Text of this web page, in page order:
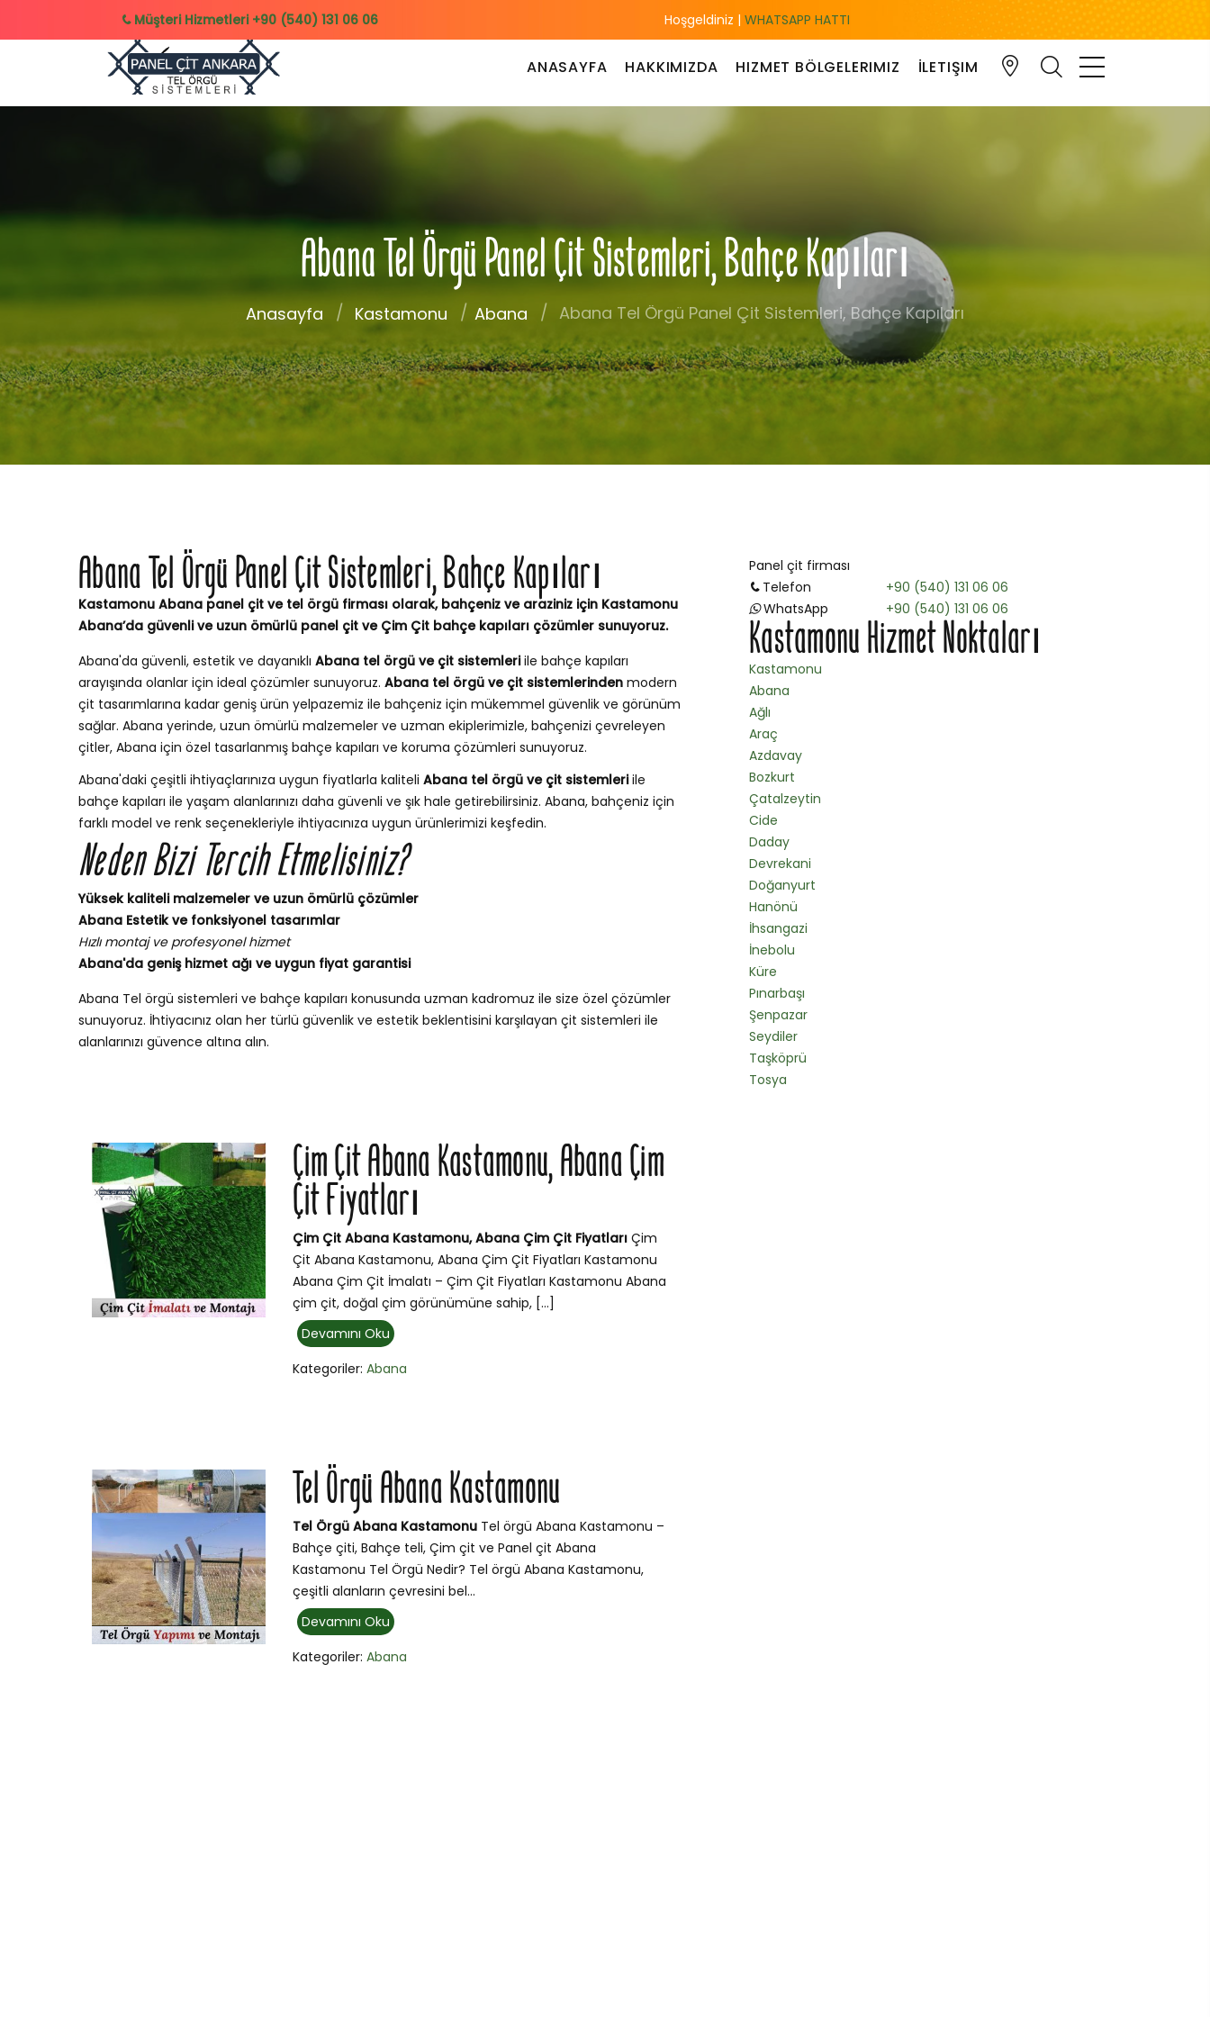
Müşteri Hizmetleri +90 (540) 131 06 06 Hoşgeldiniz | WHATSAPP HATTI
ANASAYFA HAKKIMIZDA HIZMET BÖLGELERIMIZ İLETIŞIM
Abana Tel Örgü Panel Çit Sistemleri, Bahçe Kapıları
Anasayfa Kastamonu Abana Abana Tel Örgü Panel Çit Sistemleri, Bahçe Kapıları
Panel çit firması
Telefon
+90 (540) 131 06 06
WhatsApp
+90 (540) 131 06 06
Kastamonu Hizmet Noktaları
Kastamonu
Abana
Ağlı
Araç
Azdavay
Bozkurt
Çatalzeytin
Cide
Daday
Devrekani
Doğanyurt
Hanönü
İhsangazi
İnebolu
Küre
Pınarbaşı
Şenpazar
Seydiler
Taşköprü
Tosya
Abana Tel Örgü Panel Çit Sistemleri, Bahçe Kapıları
Kastamonu Abana panel çit ve tel örgü firması olarak, bahçeniz ve araziniz için Kastamonu
Abana’da güvenli ve uzun ömürlü panel çit ve Çim Çit bahçe kapıları çözümler sunuyoruz.
Abana'da güvenli, estetik ve dayanıklı Abana tel örgü ve çit sistemleriile bahçe kapıları
arayışında olanlar için ideal çözümler sunuyoruz. Abana tel örgü ve çit sistemlerinden modern
çit tasarımlarına kadar geniş ürün yelpazemiz ile bahçeniz için mükemmel güvenlik ve görünüm
sağlar. Abana yerinde, uzun ömürlü malzemeler ve uzman ekiplerimizle, bahçenizi çevreleyen
çitler, Abana için özel tasarlanmış bahçe kapıları ve koruma çözümleri sunuyoruz.
Abana'daki çeşitli ihtiyaçlarınıza uygun fiyatlarla kaliteli Abana tel örgü ve çit sistemleriile
bahçe kapıları ile yaşam alanlarınızı daha güvenli ve şık hale getirebilirsiniz. Abana, bahçeniz için
farklı model ve renk seçenekleriyle ihtiyacınıza uygun ürünlerimizi keşfedin.
Neden Bizi Tercih Etmelisiniz?
Yüksek kaliteli malzemeler ve uzun ömürlü çözümler
Abana Estetik ve fonksiyonel tasarımlar
Hızlı montaj ve profesyonel hizmet
Abana'da geniş hizmet ağı ve uygun fiyat garantisi
Abana Tel örgü sistemleri ve bahçe kapıları konusunda uzman kadromuz ile size özel çözümler
sunuyoruz. İhtiyacınız olan her türlü güvenlik ve estetik beklentisini karşılayan çit sistemleri ile
alanlarınızı güvence altına alın.
Çim Çit Abana Kastamonu, Abana Çim
Çit Fiyatları
Çim Çit Abana Kastamonu, Abana Çim Çit Fiyatları Çim
Çit Abana Kastamonu, Abana Çim Çit Fiyatları Kastamonu
Abana Çim Çit İmalatı – Çim Çit Fiyatları Kastamonu Abana
çim çit, doğal çim görünümüne sahip, […]
Devamını Oku
Kategoriler:Abana
Tel Örgü Abana Kastamonu
Tel Örgü Abana Kastamonu Tel örgü Abana Kastamonu –
Bahçe çiti, Bahçe teli, Çim çit ve Panel çit Abana
Kastamonu Tel Örgü Nedir? Tel örgü Abana Kastamonu,
çeşitli alanların çevresini bel...
Devamını Oku
Kategoriler:Abana